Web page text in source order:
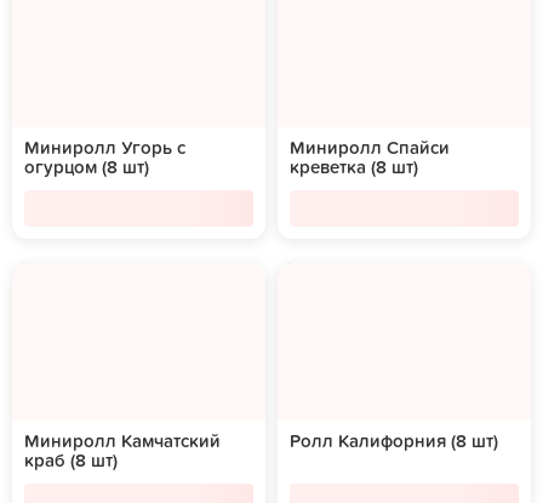
Миниролл Угорь с
огурцом (8 шт)
Миниролл Спайси
креветка (8 шт)
Миниролл Камчатский
краб (8 шт)
Ролл Калифорния (8 шт)